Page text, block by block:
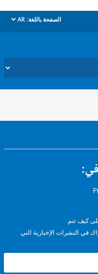
الصفحة باللغة: AR
dropdown
الإخبارية التي